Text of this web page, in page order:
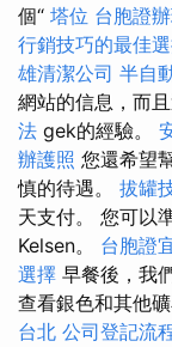
個“ 塔位 台胞證
行銷技巧的最佳
雄清潔公司 半自
網站的信息，而
法 gek的經驗。
辦護照 您還希望
慎的待遇。 拔罐
天支付。 您可以
Kelsen。 台胞證
選擇 早餐後，我
查看銀色和其他
台北 公司登記流